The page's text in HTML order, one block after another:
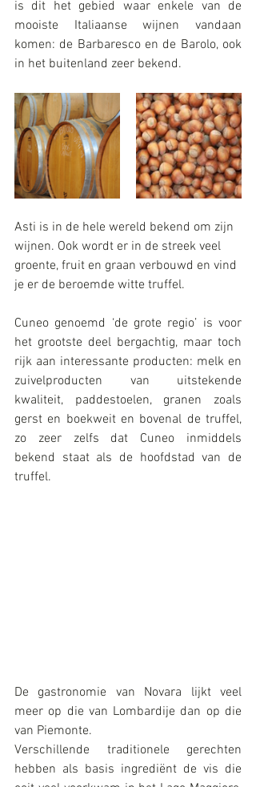
is dit het gebied waar enkele van de
mooiste Italiaanse wijnen vandaan
komen: de Barbaresco en de Barolo, ook
in het buitenland zeer bekend.
Asti is in de hele wereld bekend om zijn
wijnen. Ook wordt er in de streek veel
groente, fruit en graan verbouwd en vind
je er de beroemde witte truffel.
Cuneo genoemd ‘de grote regio’ is voor
het grootste deel bergachtig, maar toch
rijk aan interessante producten: melk en
zuivelproducten van uitstekende
kwaliteit, paddestoelen, granen zoals
gerst en boekweit en bovenal de truffel,
zo zeer zelfs dat Cuneo inmiddels
bekend staat als de hoofdstad van de
truffel.
De gastronomie van Novara lijkt veel
meer op die van Lombardije dan op die
van Piemonte.
Verschillende traditionele gerechten
hebben als basis ingrediënt de vis die